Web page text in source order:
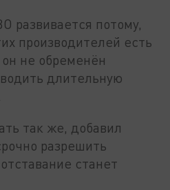
развивается потому,
производителей есть
не обременён
длительную
так же, добавил
разрешить
станет